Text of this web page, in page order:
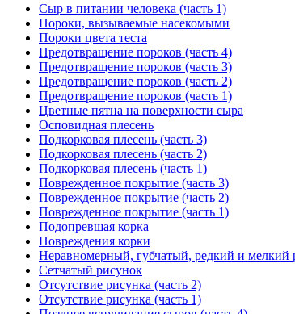
Сыр в питании человека (часть 1)
Пороки, вызываемые насекомыми
Пороки цвета теста
Предотвращение пороков (часть 4)
Предотвращение пороков (часть 3)
Предотвращение пороков (часть 2)
Предотвращение пороков (часть 1)
Цветные пятна на поверхности сыра
Осповидная плесень
Подкорковая плесень (часть 3)
Подкорковая плесень (часть 2)
Подкорковая плесень (часть 1)
Поврежденное покрытие (часть 3)
Поврежденное покрытие (часть 2)
Поврежденное покрытие (часть 1)
Подопревшая корка
Повреждения корки
Неравномерный, губчатый, редкий и мелкий
Сетчатый рисунок
Отсутствие рисунка (часть 2)
Отсутствие рисунка (часть 1)